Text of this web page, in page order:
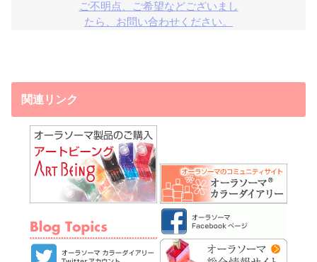
ご不明点、ご希望などございまし
たら、お問い合わせください。
関連リンク